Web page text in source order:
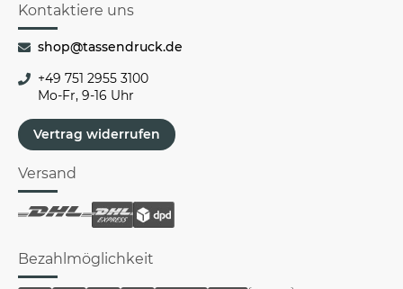
Kontaktiere uns
shop@tassendruck.de
+49 751 2955 3100
Mo-Fr, 9-16 Uhr
Vertrag widerrufen
Versand
Bezahlmöglichkeit